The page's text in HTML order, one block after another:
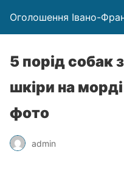
Оголошення Івано-
5 порід собак
шкіри на
фото
admin